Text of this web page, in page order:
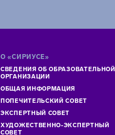
О «СИРИУСЕ»
СВЕДЕНИЯ ОБ ОБРАЗОВАТЕЛЬНОЙ
ОРГАНИЗАЦИИ
ОБЩАЯ ИНФОРМАЦИЯ
ПОПЕЧИТЕЛЬСКИЙ СОВЕТ
ЭКСПЕРТНЫЙ СОВЕТ
ХУДОЖЕСТВЕННО-ЭКСПЕРТНЫЙ
СОВЕТ